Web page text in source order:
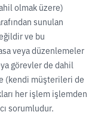
olmak üzere)
sunulan
ve bu
veya düzenlemeler
görevler de dahil
(kendi müşterileri de
her işlem işlemden
sorumludur.